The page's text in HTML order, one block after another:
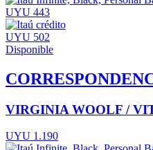
UYU 443
UYU 502
Disponible
VIRGINIA WOOLF /
UYU 1.190